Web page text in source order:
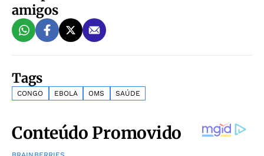
amigos
Tags
CONGO EBOLA OMS SAÚDE